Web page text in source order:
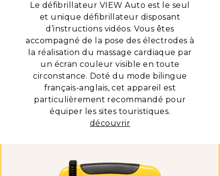
Le défibrillateur VIEW Auto est le seul
et unique défibrillateur disposant
d’instructions vidéos. Vous êtes
accompagné de la pose des électrodes à
la réalisation du massage cardiaque par
un écran couleur visible en toute
circonstance. Doté du mode bilingue
français-anglais, cet appareil est
particulièrement recommandé pour
équiper les sites touristiques.
découvrir